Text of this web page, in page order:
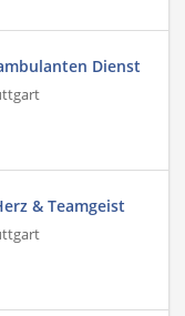
Dienst
& Teamgeist